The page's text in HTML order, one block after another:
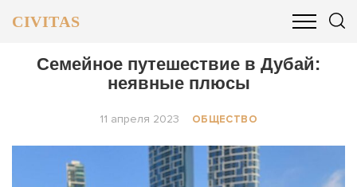
CIVITAS
ОБЩЕСТВО БИЗНЕС И ФИНАНСЫ
Семейное путешествие в Дубай:
неявные плюсы
11 апреля 2023 ОБЩЕСТВО